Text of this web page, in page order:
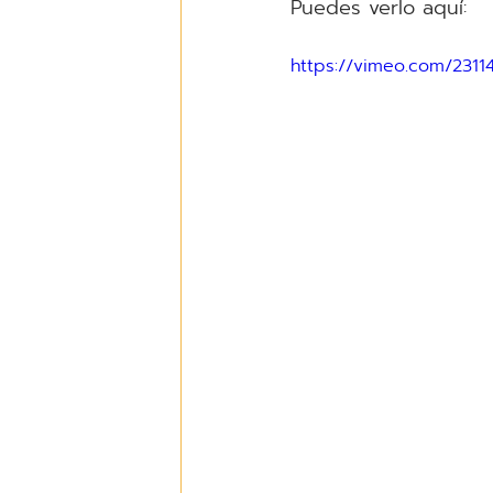
Puedes verlo aquí:
https://vimeo.com/